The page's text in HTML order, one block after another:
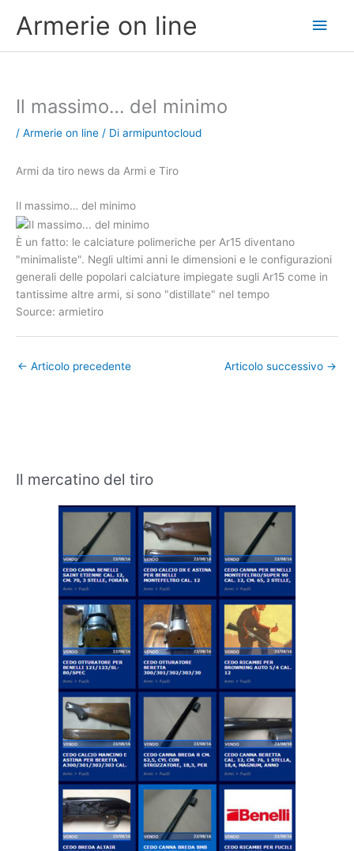
Armerie on line
Il massimo… del minimo
/ Armerie on line / Di armipuntocloud
Armi da tiro news da Armi e Tiro
Il massimo… del minimo
È un fatto: le calciature polimeriche per Ar15 diventano
"minimaliste". Negli ultimi anni le dimensioni e le configurazioni
generali delle popolari calciature impiegate sugli Ar15 come in
tantissime altre armi, si sono "distillate" nel tempo
Source: armietiro
← Articolo precedente Articolo successivo →
Il mercatino del tiro